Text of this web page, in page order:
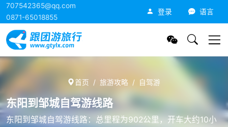
707542365@qq.com
0871-65018855
登录 语言
首页 旅游攻略 自驾游
东阳到邹城自驾游线路
东阳到邹城自驾游线路：总里程为902公里，开车大约10小